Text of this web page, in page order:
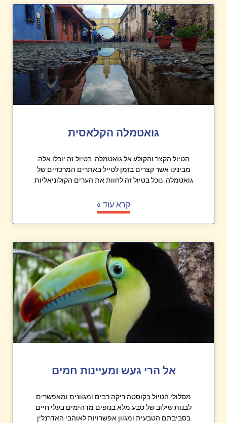
גואטמלה הקלאסית
הטיול הקצר והקולע אל גואטמלה. בטיול זה יוכלו אלה
מבינינו אשר קצרים בזמן לטייל באתרים המרכזיים של
גואטמלה. נוכל בטיול זה לחוות את הערים הקולוניאליות
קרא עוד »
אל הרי געש ומעיינות חמים
מסלולי הטיול בקוסטה ריקה רבים ומגוונים ומאפשרים
לבנות שילוב של טבע מלא בנופים מדהימים בעלי חיים
בסביבתם הטבעית ומגוון אפשרויות לאוהבי האדרנלין